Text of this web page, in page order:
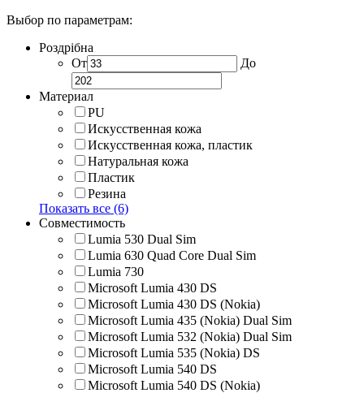
Выбор по параметрам:
Роздрібна
От
До
Материал
PU
Искусственная кожа
Искусственная кожа, пластик
Натуральная кожа
Пластик
Резина
Показать все (6)
Совместимость
Lumia 530 Dual Sim
Lumia 630 Quad Core Dual Sim
Lumia 730
Microsoft Lumia 430 DS
Microsoft Lumia 430 DS (Nokia)
Microsoft Lumia 435 (Nokia) Dual Sim
Microsoft Lumia 532 (Nokia) Dual Sim
Microsoft Lumia 535 (Nokia) DS
Microsoft Lumia 540 DS
Microsoft Lumia 540 DS (Nokia)